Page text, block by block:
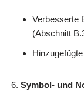
Verbesserte
(Abschnitt
Symbol- und